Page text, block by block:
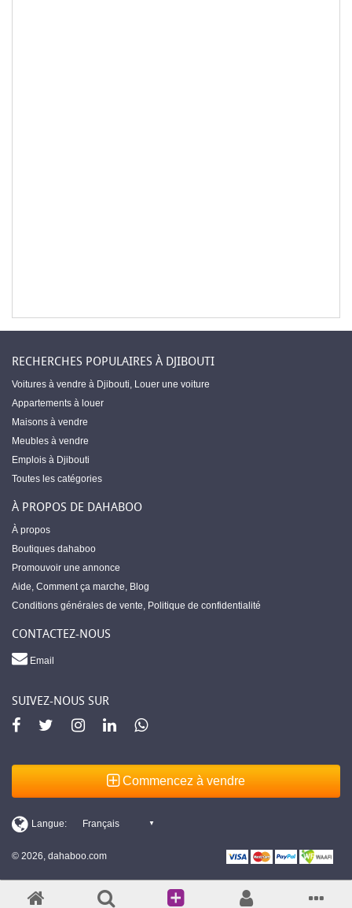
RECHERCHES POPULAIRES À DJIBOUTI
Voitures à vendre à Djibouti, Louer une voiture
Appartements à louer
Maisons à vendre
Meubles à vendre
Emplois à Djibouti
Toutes les catégories
À PROPOS DE DAHABOO
À propos
Boutiques dahaboo
Promouvoir une annonce
Aide, Comment ça marche, Blog
Conditions générales de vente, Politique de confidentialité
CONTACTEZ-NOUS
Email
SUIVEZ-NOUS SUR
Commencez à vendre
© 2026, dahaboo.com